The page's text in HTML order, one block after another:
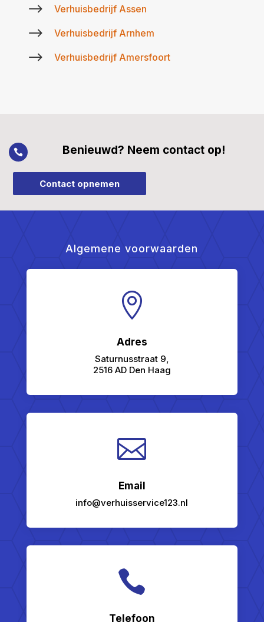
$ Verhuisbedrijf Assen
$ Verhuisbedrijf Arnhem
$ Verhuisbedrijf Amersfoort
 Benieuwd? Neem contact op!
Contact opnemen
Algemene voorwaarden

Adres
Saturnusstraat 9,
2516 AD Den Haag

Email
info@verhuisservice123.nl

Telefoon